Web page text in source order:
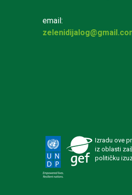
email:
Izradu ove
iz oblasti
političku